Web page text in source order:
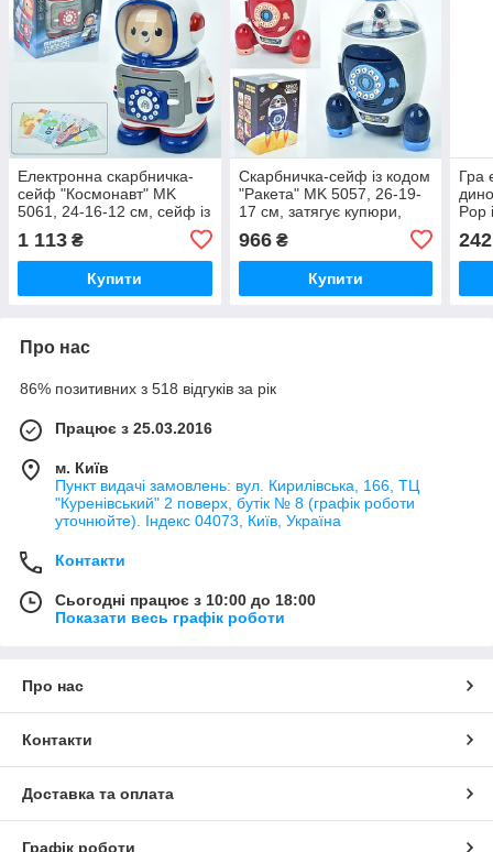
Електронна скарбничка-
сейф "Космонавт" MK
5061, 24-16-12 см, сейф із
звук, світло
1 113 ₴
Купити
Скарбничка-сейф із кодом
"Ракета" MK 5057, 26-19-
17 см, затягує купюри,
966₴
Купити
Гра
Pop
242
Про нас
86% позитивних з 518 відгуків за рік
Працює з 25.03.2016
м. Київ
Пункт видачі замовлень: вул. Кирилівська, 166, ТЦ
"Куренівський" 2 поверх, бутік № 8 (графік роботи
уточнюйте). Індекс 04073, Київ, Україна
Контакти
Сьогодні працює з 10:00 до 18:00
Показати весь графік роботи
Про нас
Контакти
Доставка та оплата
Графік роботи